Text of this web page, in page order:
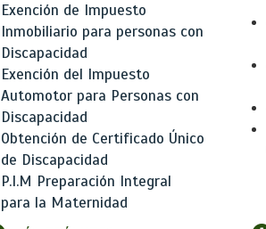
Exención de Impuesto
Inmobiliario para personas con
Discapacidad
Exención del Impuesto
Automotor para Personas con
Discapacidad
Obtención de Certificado Único
de Discapacidad
P.I.M Preparación Integral
para la Maternidad